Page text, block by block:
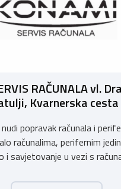
RAČUNALA vl.
Kvarnerska cesta
popravak računala i
računalima, perifernim
savjetovanje u vezi s